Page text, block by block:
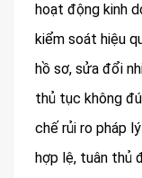
hoạt động kinh
kiểm soát hiệu
hồ sơ, sửa đổi
thủ tục không
chế rủi ro pháp
hợp lệ, tuân thủ